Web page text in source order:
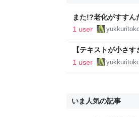
また!?老化がすすん
1 user
【テキストが小さ
０代✿ゆっくりトコ
1 user
いま人気の記事